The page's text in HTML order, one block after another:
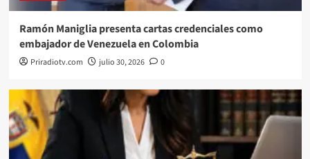
Ramón Maniglia presenta cartas credenciales como
embajador de Venezuela en Colombia
Priradiotv.com julio 30, 2026 0